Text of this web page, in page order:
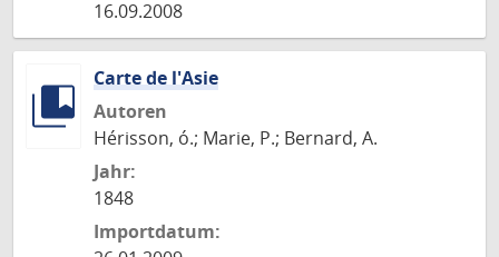
16.09.2008
Carte de l'Asie
Autoren
Hérisson, ó.; Marie, P.; Bernard, A.
Jahr:
1848
Importdatum: